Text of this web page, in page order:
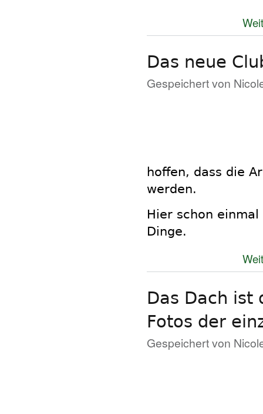
Das neue
Gespeichert von
hoffen, dass die
werden.
Hier schon
Dinge.
Das Dach ist
Fotos der
Gespeichert von